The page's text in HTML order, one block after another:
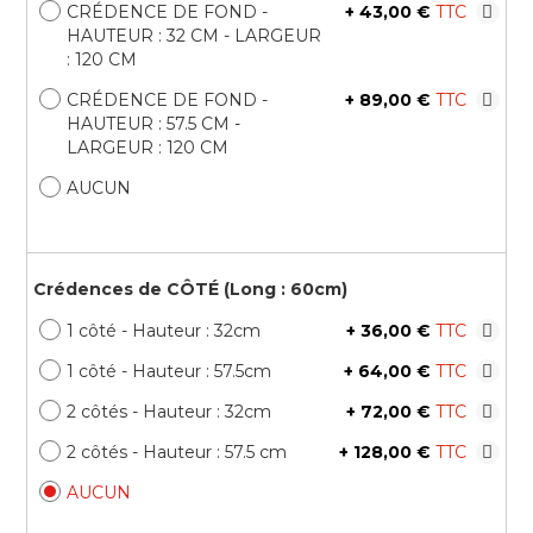
CRÉDENCE DE FOND -
HAUTEUR : 32 CM - LARGEUR
: 120 CM
+ 43,00 €
CRÉDENCE DE FOND -
HAUTEUR : 57.5 CM -
LARGEUR : 120 CM
+ 89,00 €
AUCUN
Crédences de CÔTÉ (Long : 60cm)
1 côté - Hauteur : 32cm
+ 36,00 €
1 côté - Hauteur : 57.5cm
+ 64,00 €
2 côtés - Hauteur : 32cm
+ 72,00 €
2 côtés - Hauteur : 57.5 cm
+ 128,00 €
AUCUN